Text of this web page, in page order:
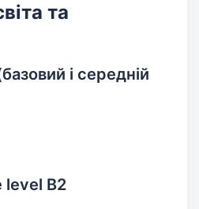
та
і середній
level B2